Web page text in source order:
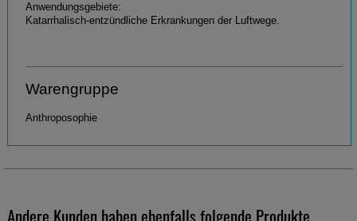
Anwendungsgebiete:
Katarrhalisch-entzündliche Erkrankungen der Luftwege.
Warengruppe
Anthroposophie